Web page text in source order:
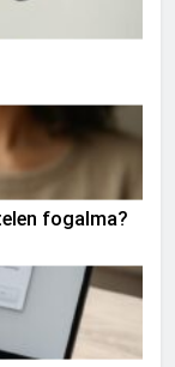
fogalma?